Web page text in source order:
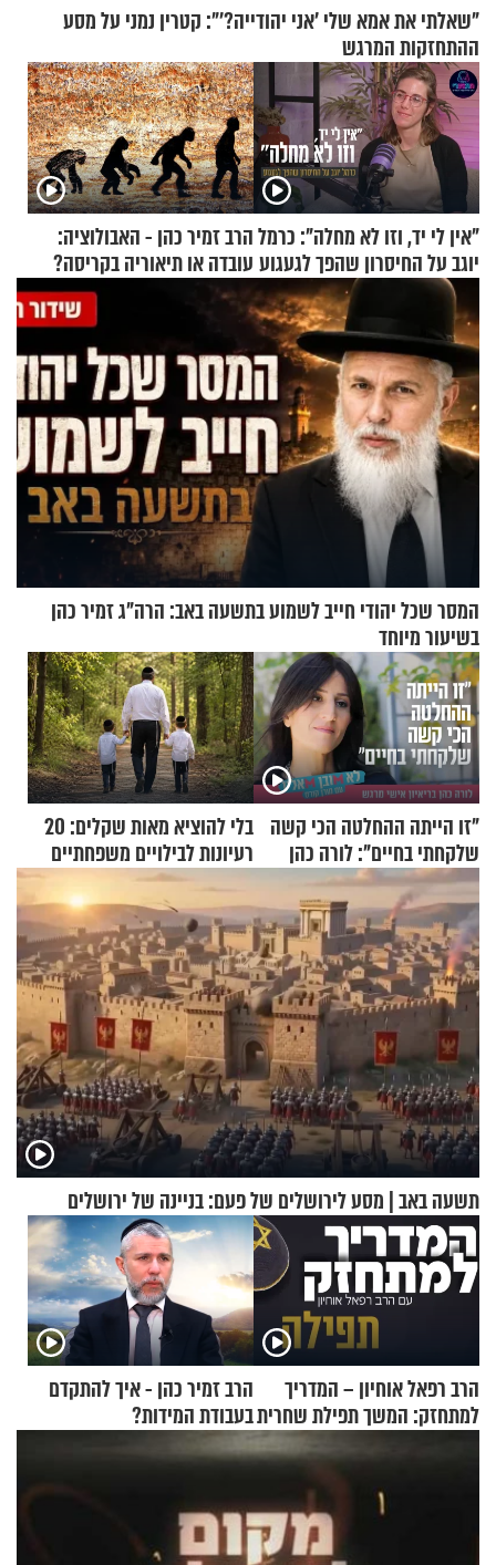
"שאלתי את אמא שלי 'אני יהודייה?'": קטרין נמני על מסע
ההתחזקות המרגש
"אין לי יד, וזו לא מחלה": כרמל
יוגב על החיסרון שהפך לגעגוע
הרב זמיר כהן - האבולוציה:
עובדה או תיאוריה בקריסה?
המסר שכל יהודי חייב לשמוע בתשעה באב: הרה"ג זמיר כהן
בשיעור מיוחד
"זו הייתה ההחלטה הכי קשה
שלקחתי בחיים": לורה כהן
בריאיון אישי מרגש
בלי להוציא מאות שקלים: 20
רעיונות לבילויים משפחתיים
כמעט בחינם
תשעה באב | מסע לירושלים של פעם: בניינה של ירושלים
הרב רפאל אוחיון – המדריך
למתחזק: המשך תפילת שחרית
הרב זמיר כהן - איך להתקדם
בעבודת המידות?